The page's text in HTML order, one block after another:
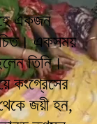
একজন
একসময়
তিনি।
কংগ্রেসের
জয়ী হন,